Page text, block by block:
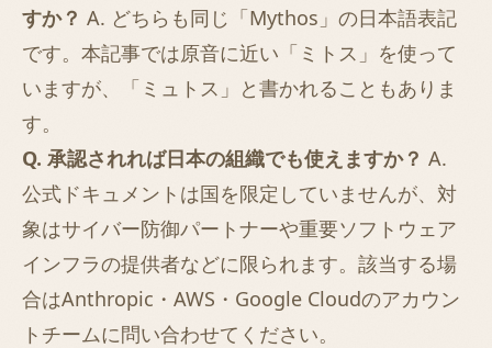
すか？ A. どちらも同じ「Mythos」の日本語表記
です。本記事では原音に近い「ミトス」を使って
いますが、「ミュトス」と書かれることもありま
す。
Q. 承認されれば日本の組織でも使えますか？ A.
公式ドキュメントは国を限定していませんが、対
象はサイバー防御パートナーや重要ソフトウェア
インフラの提供者などに限られます。該当する場
合はAnthropic・AWS・Google Cloudのアカウン
トチームに問い合わせてください。